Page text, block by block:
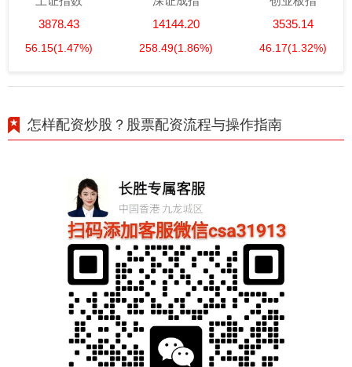
3878.43
56.15(1.47%)
14144.20
258.49(1.86%)
3535.14
46.17(1.32%)
怎样配资炒股？股票配资流程与操作指南